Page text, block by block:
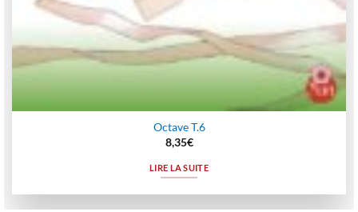
Octave T.6
8,35€
LIRE LA SUITE